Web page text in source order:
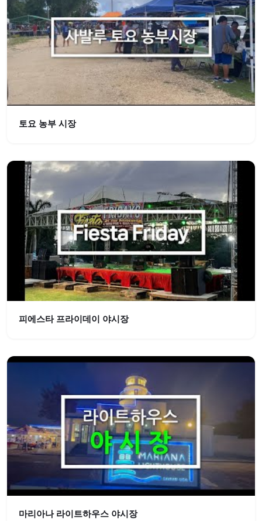
토요 농부 시장
피에스타 프라이데이 야시장
마리아나 라이트하우스 야시장